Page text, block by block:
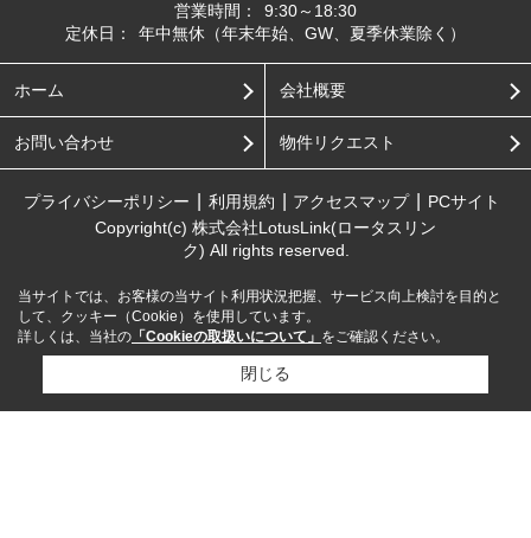
営業時間：
9:30～18:30
定休日：
年中無休（年末年始、GW、夏季休業除く）
ホーム 会社概要
お問い合わせ 物件リクエスト
プライバシーポリシー 利用規約 アクセスマップ
PCサイト
Copyright(c) 株式会社LotusLink(ロータスリン
ク) All rights reserved.
当サイトでは、お客様の当サイト利用状況把握、サービス向上検討を目的と
して、クッキー（Cookie）を使用しています。
詳しくは、当社の 「Cookieの取扱いについて」 をご確認ください。
閉じる